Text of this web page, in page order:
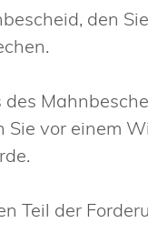
den
vor einem
Teil der